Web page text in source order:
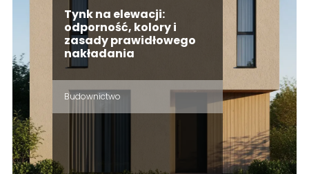
Tynk na elewacji:
odporność, kolory i
zasady prawidłowego
nakładania
Budownictwo